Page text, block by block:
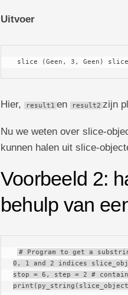
Uitvoer
slice (Geen, 3, Geen)
Hier, result1 en result2 zijn
Nu we weten over slice-
kunnen halen uit slice-
Voorbeeld 2:
behulp van
# Program to get a
0, 1 and 2 indices
stop = 6, step = 2 #